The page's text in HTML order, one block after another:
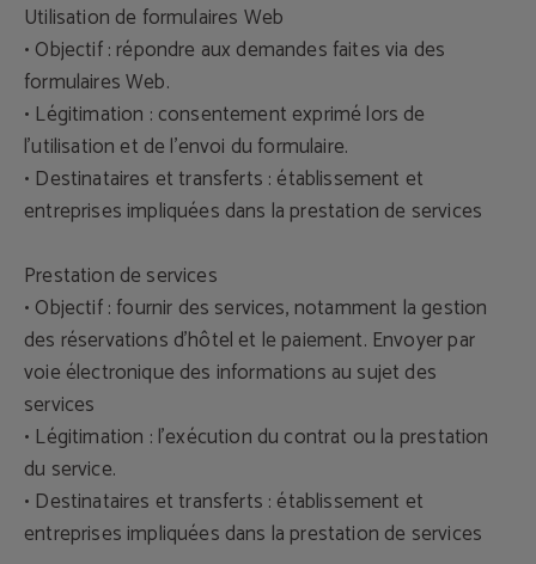
Utilisation de formulaires Web
• Objectif : répondre aux demandes faites via des
formulaires Web.
• Légitimation : consentement exprimé lors de
l'utilisation et de l'envoi du formulaire.
• Destinataires et transferts : établissement et
entreprises impliquées dans la prestation de services
Prestation de services
• Objectif : fournir des services, notamment la gestion
des réservations d'hôtel et le paiement. Envoyer par
voie électronique des informations au sujet des
services
• Légitimation : l'exécution du contrat ou la prestation
du service.
• Destinataires et transferts : établissement et
entreprises impliquées dans la prestation de services